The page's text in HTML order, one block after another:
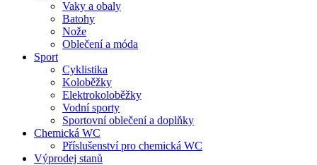
Vaky a obaly
Batohy
Nože
Oblečení a móda
Sport
Cyklistika
Koloběžky
Elektrokoloběžky
Vodní sporty
Sportovní oblečení a doplňky
Chemická WC
Příslušenství pro chemická WC
Výprodej stanů